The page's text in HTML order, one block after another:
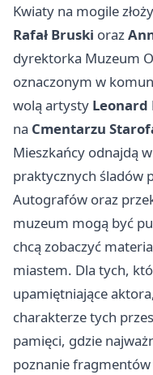
Kwiaty na mogile
Rafał Bruski oraz
dyrektorka Muzeum
oznaczonym w
wolą artysty Leonard
na Cmentarzu
Mieszkańcy odnajdą
praktycznych śladów
Autografów oraz
muzeum mogą być
chcą zobaczyć
miastem. Dla tych,
upamiętniające
charakterze tych
pamięci, gdzie
poznanie